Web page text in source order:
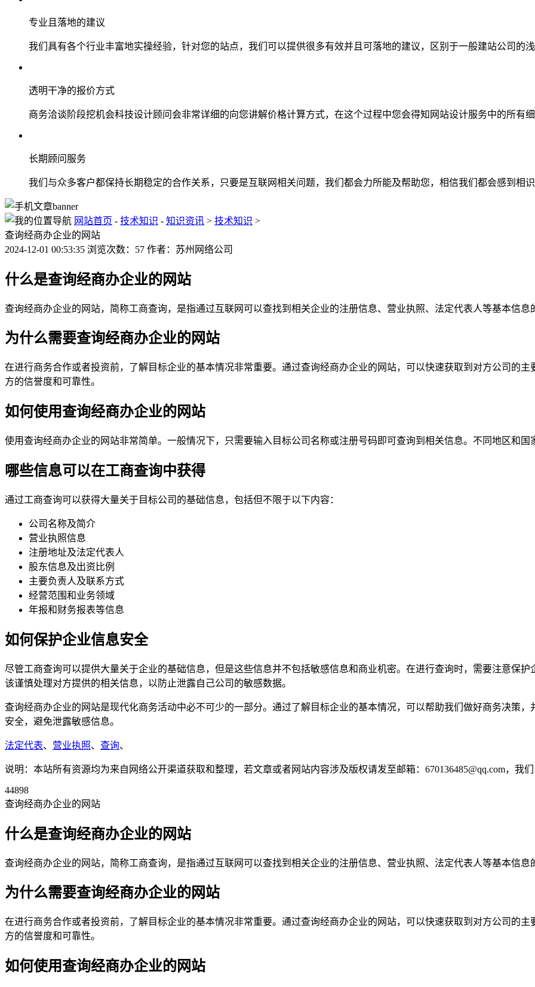
专业且落地的建议
我们具有各个行业丰富地实操经验，针对您的站点，我们可以提供很多有效并且可落地的建议，区别于一般建站公司的
透明干净的报价方式
商务洽谈阶段挖机会科技设计顾问会非常详细的向您讲解价格计算方式，在这个过程中您会得知网站设计服务中的所有
长期顾问服务
我们与众多客户都保持长期稳定的合作关系，只要是互联网相关问题，我们都会力所能及帮助您，相信我们都会感到相
网站首页 - 技术知识 - 知识资讯 > 技术知识 >
查询经商办企业的网站
2024-12-01 00:53:35 浏览次数：57 作者：苏州网络公司
什么是查询经商办企业的网站
查询经商办企业的网站，简称工商查询，是指通过互联网可以查找到相关企业的注册信息、营业执照、法定代表人等基本信
为什么需要查询经商办企业的网站
在进行商务合作或者投资前，了解目标企业的基本情况非常重要。通过查询经商办企业的网站，可以快速获取到对方公司的
方的信誉度和可靠性。
如何使用查询经商办企业的网站
使用查询经商办企业的网站非常简单。一般情况下，只需要输入目标公司名称或注册号码即可查询到相关信息。不同地区和
哪些信息可以在工商查询中获得
通过工商查询可以获得大量关于目标公司的基础信息，包括但不限于以下内容：
公司名称及简介
营业执照信息
注册地址及法定代表人
股东信息及出资比例
主要负责人及联系方式
经营范围和业务领域
年报和财务报表等信息
如何保护企业信息安全
尽管工商查询可以提供大量关于企业的基础信息，但是这些信息并不包括敏感信息和商业机密。在进行查询时，需要注意保
该谨慎处理对方提供的相关信息，以防止泄露自己公司的敏感数据。
查询经商办企业的网站是现代化商务活动中必不可少的一部分。通过了解目标企业的基本情况，可以帮助我们做好商务决策
安全，避免泄露敏感信息。
法定代表、 营业执照、 查询、
说明：本站所有资源均为来自网络公开渠道获取和整理，若文章或者网站内容涉及版权请发至邮箱：670136485@qq.com，我
44898
查询经商办企业的网站
什么是查询经商办企业的网站
查询经商办企业的网站，简称工商查询，是指通过互联网可以查找到相关企业的注册信息、营业执照、法定代表人等基本信
为什么需要查询经商办企业的网站
在进行商务合作或者投资前，了解目标企业的基本情况非常重要。通过查询经商办企业的网站，可以快速获取到对方公司的
方的信誉度和可靠性。
如何使用查询经商办企业的网站